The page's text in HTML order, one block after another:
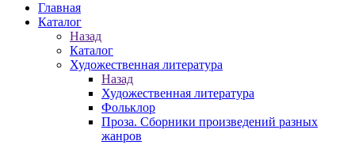
Главная
Каталог
Назад
Каталог
Художественная литература
Назад
Художественная литература
Фольклор
Проза. Сборники произведений разных
жанров